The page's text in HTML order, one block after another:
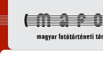
a
tartalomhoz